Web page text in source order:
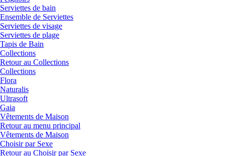
Serviettes de bain
Ensemble de Serviettes
Serviettes de visage
Serviettes de plage
Tapis de Bain
Collections
Retour au Collections
Collections
Flora
Naturalis
Ultrasoft
Gaia
Vêtements de Maison
Retour au menu principal
Vêtements de Maison
Choisir par Sexe
Retour au Choisir par Sexe